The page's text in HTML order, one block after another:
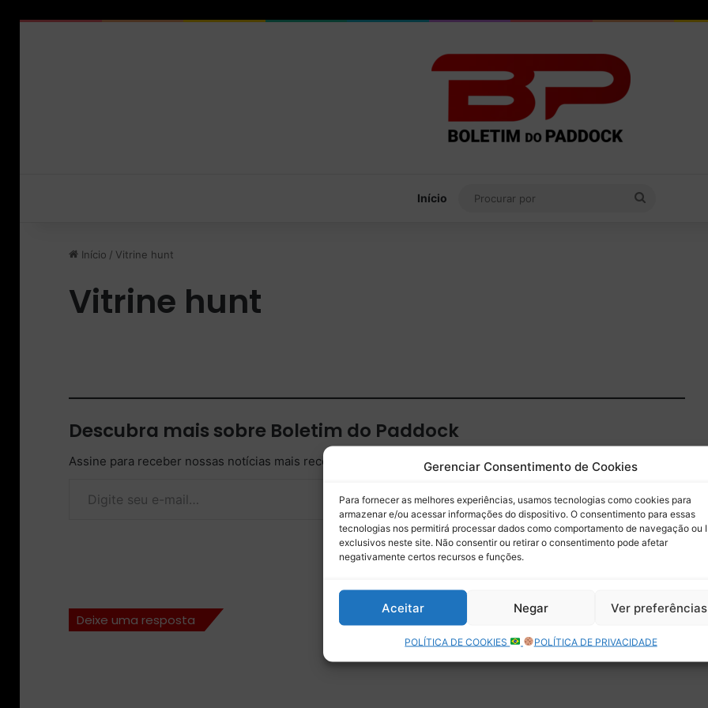
Gerenciar Consentimento de Cookies
Para fornecer as melhores experiências, usamos tecnologias como cookies para
armazenar e/ou acessar informações do dispositivo. O consentimento para essas
tecnologias nos permitirá processar dados como comportamento de navegação ou
exclusivos neste site. Não consentir ou retirar o consentimento pode afetar
negativamente certos recursos e funções.
Aceitar Negar Ver preferências
POLÍTICA DE COOKIES POLÍTICA DE PRIVACIDADE
Início
Início / Vitrine hunt
Vitrine hunt
Descubra mais sobre Boletim do Paddock
Assine para receber nossas notícias mais recentes por e-mail.
Assinar
Deixe uma resposta